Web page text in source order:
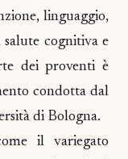
linguaggio,
cognitiva e
dei proventi è
condotta dal
di Bologna.
il variegato